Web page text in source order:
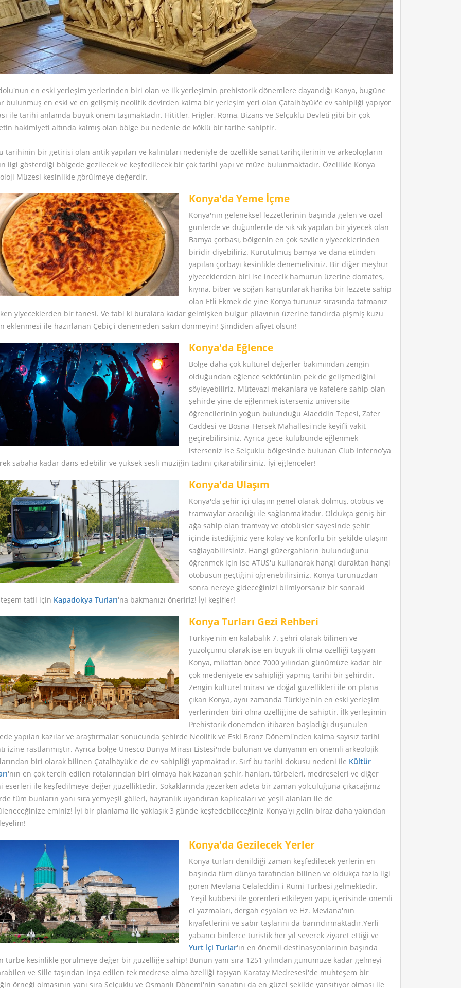
en eski yerleşim yerlerinden biri olan ve ilk yerleşimin prehistorik dönemlere dayandığı Konya, bugüne
bulunmuş en eski ve en gelişmiş neolitik devirden kalma bir yerleşim yeri olan Çatalhöyük'e ev sahipliği yapıyor
ile tarihi anlamda büyük önem taşımaktadır. Hititler, Frigler, Roma, Bizans ve Selçuklu Devleti gibi bir çok
hakimiyeti altında kalmış olan bölge bu nedenle de köklü bir tarihe sahiptir.
tarihinin bir getirisi olan antik yapıları ve kalıntıları nedeniyle de özellikle sanat tarihçilerinin ve arkeologların
ilgi gösterdiği bölgede gezilecek ve keşfedilecek bir çok tarihi yapı ve müze bulunmaktadır. Özellikle Konya
Müzesi kesinlikle görülmeye değerdir.
Konya'da Yeme İçme
Konya'nın geleneksel lezzetlerinin başında gelen ve özel
günlerde ve düğünlerde de sık sık yapılan bir yiyecek olan
Bamya çorbası, bölgenin en çok sevilen yiyeceklerinden
biridir diyebiliriz. Kurutulmuş bamya ve dana etinden
yapılan çorbayı kesinlikle denemelisiniz. Bir diğer meşhur
yiyeceklerden biri ise incecik hamurun üzerine domates,
kıyma, biber ve soğan karıştırılarak harika bir lezzete sahip
olan Etli Ekmek de yine Konya turunuz sırasında tatmanız
yiyeceklerden bir tanesi. Ve tabi ki buralara kadar gelmişken bulgur pilavının üzerine tandırda pişmiş kuzu
eklenmesi ile hazırlanan Çebiç'i denemeden sakın dönmeyin! Şimdiden afiyet olsun!
Konya'da Eğlence
Bölge daha çok kültürel değerler bakımından zengin
olduğundan eğlence sektörünün pek de gelişmediğini
söyleyebiliriz. Mütevazi mekanlara ve kafelere sahip olan
şehirde yine de eğlenmek isterseniz üniversite
öğrencilerinin yoğun bulunduğu Alaeddin Tepesi, Zafer
Caddesi ve Bosna-Hersek Mahallesi'nde keyifli vakit
geçirebilirsiniz. Ayrıca gece kulübünde eğlenmek
isterseniz ise Selçuklu bölgesinde bulunan Club Inferno'ya
sabaha kadar dans edebilir ve yüksek sesli müziğin tadını çıkarabilirsiniz. İyi eğlenceler!
Konya'da Ulaşım
Konya'da şehir içi ulaşım genel olarak dolmuş, otobüs ve
tramvaylar aracılığı ile sağlanmaktadır. Oldukça geniş bir
ağa sahip olan tramvay ve otobüsler sayesinde şehir
içinde istediğiniz yere kolay ve konforlu bir şekilde ulaşım
sağlayabilirsiniz. Hangi güzergahların bulunduğunu
öğrenmek için ise ATUS'u kullanarak hangi duraktan hangi
otobüsün geçtiğini öğrenebilirsiniz. Konya turunuzdan
sonra nereye gideceğinizi bilmiyorsanız bir sonraki
tatil için Kapadokya Turları'na bakmanızı öneririz! İyi keşifler!
Konya Turları Gezi Rehberi
Türkiye'nin en kalabalık 7. şehri olarak bilinen ve
yüzölçümü olarak ise en büyük ili olma özelliği taşıyan
Konya, milattan önce 7000 yılından günümüze kadar bir
çok medeniyete ev sahipliği yapmış tarihi bir şehirdir.
Zengin kültürel mirası ve doğal güzellikleri ile ön plana
çıkan Konya, aynı zamanda Türkiye'nin en eski yerleşim
yerlerinden biri olma özelliğine de sahiptir. İlk yerleşimin
Prehistorik dönemden itibaren başladığı düşünülen
yapılan kazılar ve araştırmalar sonucunda şehirde Neolitik ve Eski Bronz Dönemi'nden kalma sayısız tarihi
izine rastlanmıştır. Ayrıca bölge Unesco Dünya Mirası Listesi'nde bulunan ve dünyanın en önemli arkeolojik
biri olarak bilinen Çatalhöyük'e de ev sahipliği yapmaktadır. Sırf bu tarihi dokusu nedeni ile Kültür
'nın en çok tercih edilen rotalarından biri olmaya hak kazanan şehir, hanları, türbeleri, medreseleri ve diğer
eserleri ile keşfedilmeye değer güzelliktedir. Sokaklarında gezerken adeta bir zaman yolculuğuna çıkacağınız
tüm bunların yanı sıra yemyeşil gölleri, hayranlık uyandıran kaplıcaları ve yeşil alanları ile de
eminiz! İyi bir planlama ile yaklaşık 3 günde keşfedebileceğiniz Konya'yı gelin biraz daha yakından
Konya'da Gezilecek Yerler
Konya turları denildiği zaman keşfedilecek yerlerin en
başında tüm dünya tarafından bilinen ve oldukça fazla ilgi
gören Mevlana Celaleddin-i Rumi Türbesi gelmektedir.
Yeşil kubbesi ile görenleri etkileyen yapı, içerisinde önemli
el yazmaları, dergah eşyaları ve Hz. Mevlana'nın
kıyafetlerini ve sabır taşlarını da barındırmaktadır.Yerli
yabancı binlerce turistik her yıl severek ziyaret ettiği ve
Yurt İçi Turlar'ın en önemli destinasyonlarının başında
türbe kesinlikle görülmeye değer bir güzelliğe sahip! Bunun yanı sıra 1251 yılından günümüze kadar gelmeyi
ve Sille taşından inşa edilen tek medrese olma özelliği taşıyan Karatay Medresesi'de muhteşem bir
örneği olmasının yanı sıra Selçuklu ve Osmanlı Dönemi'nin sanatını da en güzel şekilde yansıtıyor olması ile